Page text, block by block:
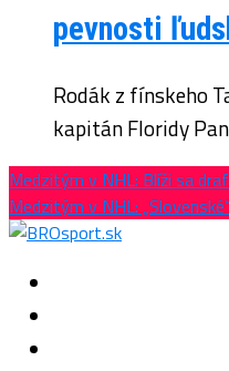
pevnosti
Rodák z fínskeho
kapitán Floridy
Medzitým v NHL: Blíži sa
Medzitým v NHL: